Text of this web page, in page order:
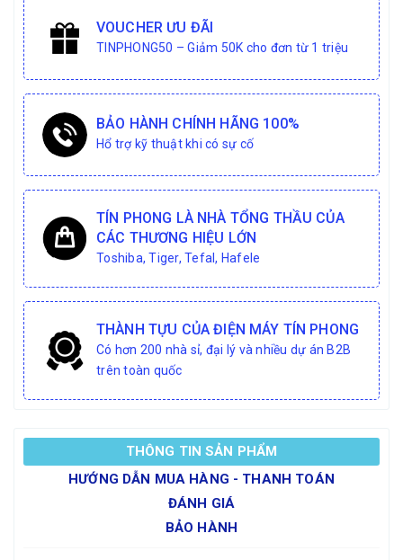
VOUCHER ƯU ĐÃI
TINPHONG50 – Giảm 50K cho đơn từ 1 triệu
BẢO HÀNH CHÍNH HÃNG 100%
Hổ trợ kỹ thuật khi có sự cố
TÍN PHONG LÀ NHÀ TỔNG THẦU CỦA
CÁC THƯƠNG HIỆU LỚN
Toshiba, Tiger, Tefal, Hafele
THÀNH TỰU CỦA ĐIỆN MÁY TÍN PHONG
Có hơn 200 nhà sỉ, đại lý và nhiều dự án B2B
trên toàn quốc
THÔNG TIN SẢN PHẨM
HƯỚNG DẪN MUA HÀNG - THANH TOÁN
ĐÁNH GIÁ
BẢO HÀNH